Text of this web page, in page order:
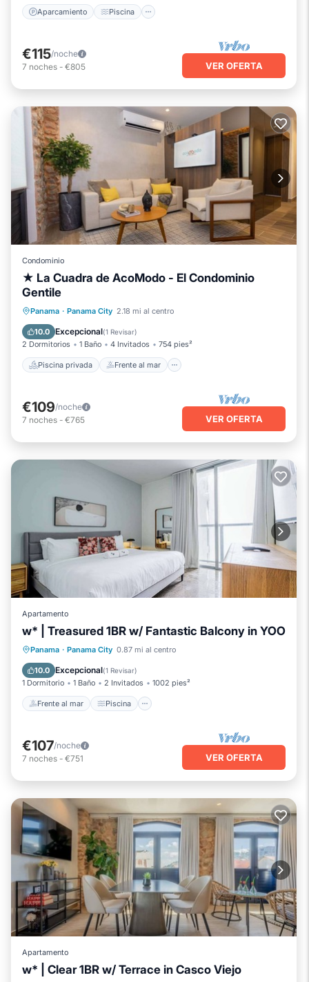
Aparcamiento Piscina
€115/noche
7 noches - €805 VER OFERTA
Condominio
★ La Cuadra de AcoModo - El Condominio
Gentile
Panama · Panama City 2.18 mi al centro
10.0 Excepcional(1 Revisar)
2 Dormitorios 1 Baño 4 Invitados 754 pies²
Piscina privada Frente al mar
Piscina privada
Frente al mar
Aparcamiento
€109/noche
7 noches - €765 VER OFERTA
Apartamento
w* | Treasured 1BR w/ Fantastic Balcony in YOO
Panama · Panama City 0.87 mi al centro
10.0 Excepcional(1 Revisar)
1 Dormitorio 1 Baño 2 Invitados 1002 pies²
Frente al mar Piscina
Frente al mar Piscina
Vista al mar
€107/noche
7 noches - €751 VER OFERTA
Apartamento
w* | Clear 1BR w/ Terrace in Casco Viejo